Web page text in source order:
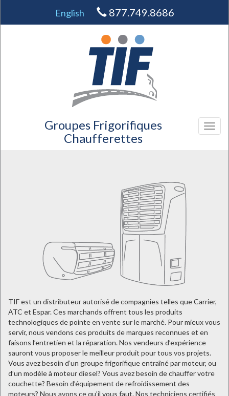
English 877.749.8686
Groupes Frigorifiques
Chaufferettes
TIF est un distributeur autorisé de compagnies telles que Carrier,
ATC et Espar. Ces marchands offrent tous les produits
technologiques de pointe en vente sur le marché. Pour mieux vous
servir, nous vendons ces produits de marques reconnues et en
faisons l’entretien et la réparation. Nos vendeurs d’expérience
sauront vous proposer le meilleur produit pour tous vos projets.
Vous avez besoin d’un groupe frigorifique entraîné par moteur, ou
d’un modèle à moteur diesel? Vous avez besoin de chauffer votre
couchette? Besoin d’équipement de refroidissement des
moteurs? Nous avons ce qu’il vous faut. Nos techniciens certifiés